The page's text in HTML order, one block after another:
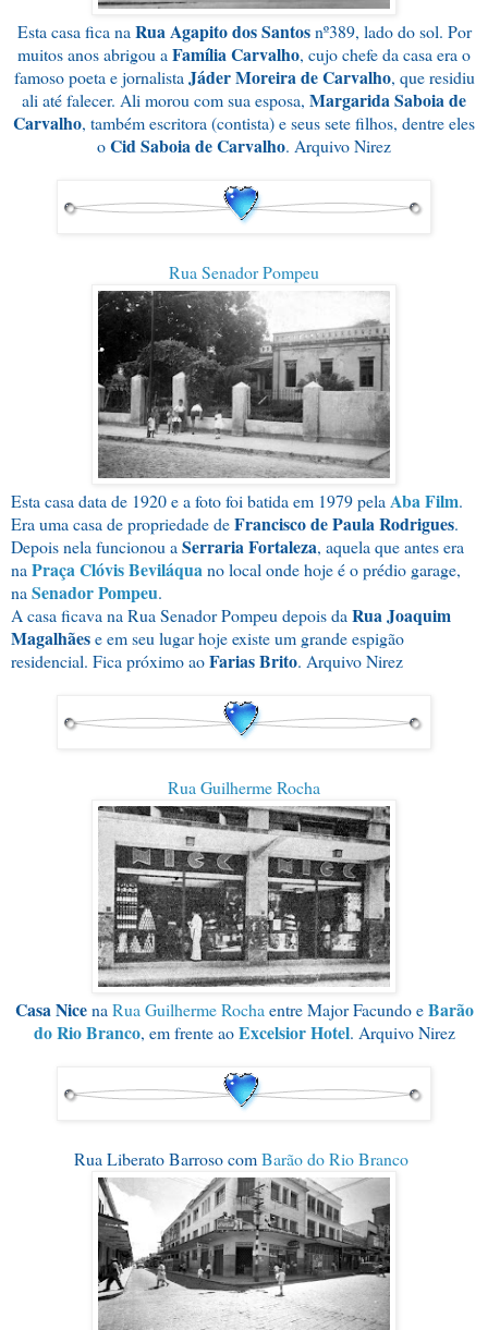
Esta casa fica na Rua Agapito dos Santosnº389, lado do sol. Por
muitos anos abrigou a Família Carvalho, cujo chefe da casa era o
famoso poeta e jornalista Jáder Moreira de Carvalho, que residiu
ali até falecer. Ali morou com sua esposa, Margarida Saboia de
Carvalho, também escritora (contista) e seus sete filhos, dentre eles
oCid Saboia de Carvalho. Arquivo Nirez
Rua Senador Pompeu
Esta casa data de 1920 e a foto foi batida em 1979 pela Aba Film.
Era uma casa de propriedade deFrancisco de Paula Rodrigues.
Depois nela funcionou a Serraria Fortaleza, aquela que antes era
na Praça Clóvis Beviláqua no local onde hoje é o prédio garage,
na Senador Pompeu.
A casa ficava na Rua Senador Pompeu depois da Rua Joaquim
Magalhãese em seu lugar hoje existe um grande espigão
residencial. Fica próximo aoFarias Brito. Arquivo Nirez
Rua Guilherme Rocha
Casa Nicena Rua Guilherme Rocha entre Major Facundo eBarão
do Rio Branco, em frente aoExcelsior Hotel. Arquivo Nirez
Rua Liberato Barroso comBarão do Rio Branco